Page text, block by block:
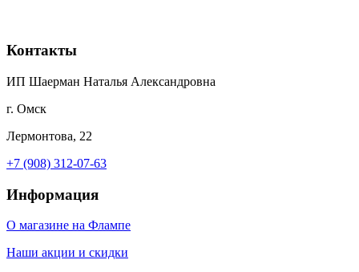
Контакты
ИП Шаерман Наталья Александровна
г. Омск
Лермонтова, 22
+7 (908) 312-07-63
Информация
О магазине на Флампе
Наши акции и скидки